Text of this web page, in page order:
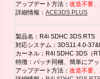
アップデート方法： 改造不要
詳細情報： ACE3DS PLUS
製品名：R4i SDHC 3DS RTS
対応システム：3DS11.4.0-
カーネル：R4I SDHC 3DS（
特徴：パッチ同梱、簡単にア
アップデート方法： 改造不要